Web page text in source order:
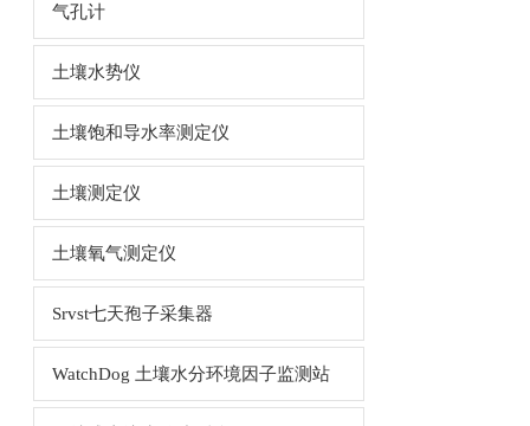
气孔计
土壤水势仪
土壤饱和导水率测定仪
土壤测定仪
土壤氧气测定仪
Srvst七天孢子采集器
WatchDog 土壤水分环境因子监测站